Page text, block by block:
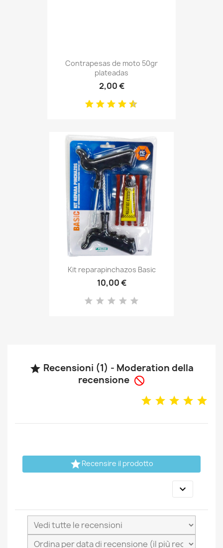
Contrapesas de moto 50gr
plateadas
2,00 €
Kit reparapinchazos Basic
10,00 €
 Recensioni (1) - Moderation della
recensione 
Recensire il prodotto
